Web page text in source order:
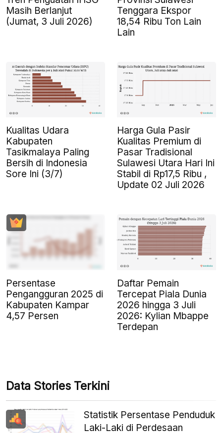
Masih Berlanjut
(Jumat, 3 Juli 2026)
Tenggara Ekspor
18,54 Ribu Ton Lain
Lain
Kualitas Udara
Kabupaten
Tasikmalaya Paling
Bersih di Indonesia
Sore Ini (3/7)
Harga Gula Pasir
Kualitas Premium di
Pasar Tradisional
Sulawesi Utara Hari Ini
Stabil di Rp17,5 Ribu ,
Update 02 Juli 2026
Persentase
Pengangguran 2025 di
Kabupaten Kampar
4,57 Persen
Daftar Pemain
Tercepat Piala Dunia
2026 hingga 3 Juli
2026: Kylian Mbappe
Terdepan
Data Stories Terkini
Statistik Persentase Penduduk
Laki-Laki di Perdesaan